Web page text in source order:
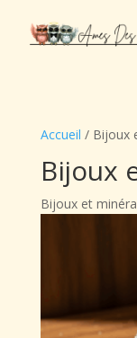
Accueil / Bijoux
Bijoux
Bijoux et